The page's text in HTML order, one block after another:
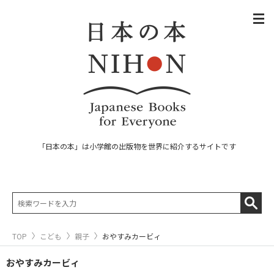
「日本の本」は小学館の出版物を世界に紹介するサイトです
TOP こども 親子 おやすみカービィ
おやすみカービィ